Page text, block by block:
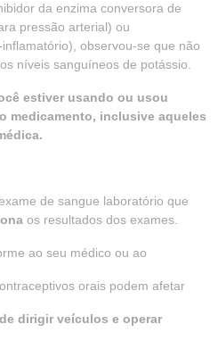
da enzima conversora de
pressão arterial) ou
observou-se que não
níveis sanguíneos de potássio.
estiver usando ou usou
medicamento, inclusive aqueles
de sangue laboratório que
os resultados dos exames.
ao seu médico ou ao
orais podem afetar
dirigir veículos e operar